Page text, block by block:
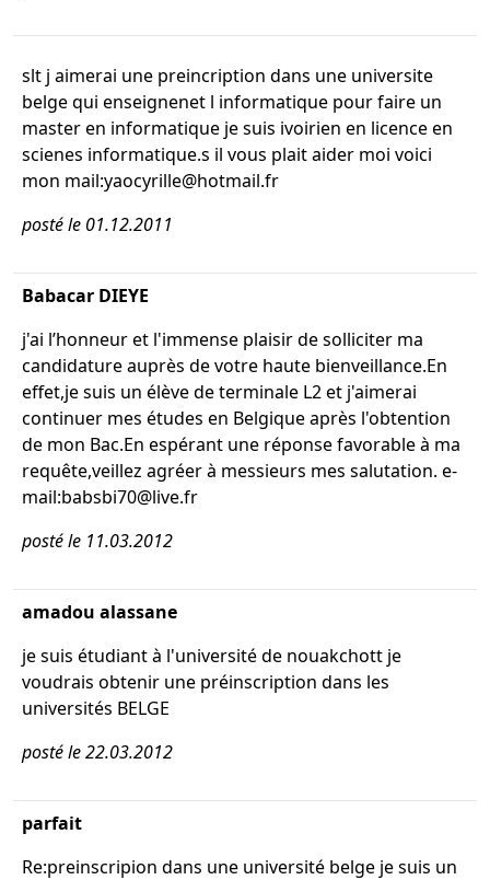
slt j aimerai une preincription dans une universite
belge qui enseignenet l informatique pour faire un
master en informatique je suis ivoirien en licence en
scienes informatique.s il vous plait aider moi voici
mon mail:yaocyrille@hotmail.fr
posté le 01.12.2011
Babacar DIEYE
j'ai l’honneur et l'immense plaisir de solliciter ma
candidature auprès de votre haute bienveillance.En
effet,je suis un élève de terminale L2 et j'aimerai
continuer mes études en Belgique après l'obtention
de mon Bac.En espérant une réponse favorable à ma
requête,veillez agréer à messieurs mes salutation. e-
mail:babsbi70@live.fr
posté le 11.03.2012
amadou alassane
je suis étudiant à l'université de nouakchott je
voudrais obtenir une préinscription dans les
universités BELGE
posté le 22.03.2012
parfait
Re:preinscripion dans une université belge je suis un